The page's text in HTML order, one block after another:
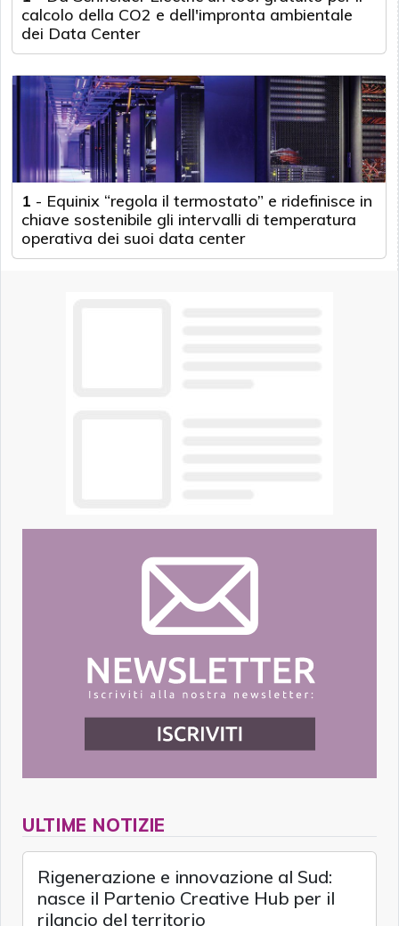
calcolo della CO2 e dell'impronta ambientale
dei Data Center
1 - Equinix “regola il termostato” e ridefinisce in
chiave sostenibile gli intervalli di temperatura
operativa dei suoi data center
ULTIME NOTIZIE
Rigenerazione e innovazione al Sud:
nasce il Partenio Creative Hub per il
rilancio del territorio